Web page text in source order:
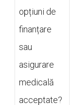
opțiuni de
finanțare
sau
asigurare
medicală
acceptate?